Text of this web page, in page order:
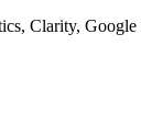
Clarity,